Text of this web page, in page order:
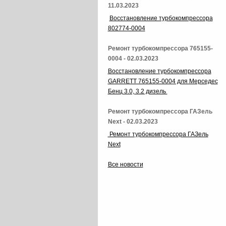
11.03.2023
Восстановление турбокомпрессора
802774-0004
Ремонт турбокомпрессора 765155-
0004 - 02.03.2023
Восстановление турбокомпрессора
GARRETT 765155-0004 для Мерседес
Бенц 3.0, 3.2 дизель
Ремонт турбокомпрессора ГАЗель
Next - 02.03.2023
Ремонт турбокомпрессора ГАЗель
Next
Все новости